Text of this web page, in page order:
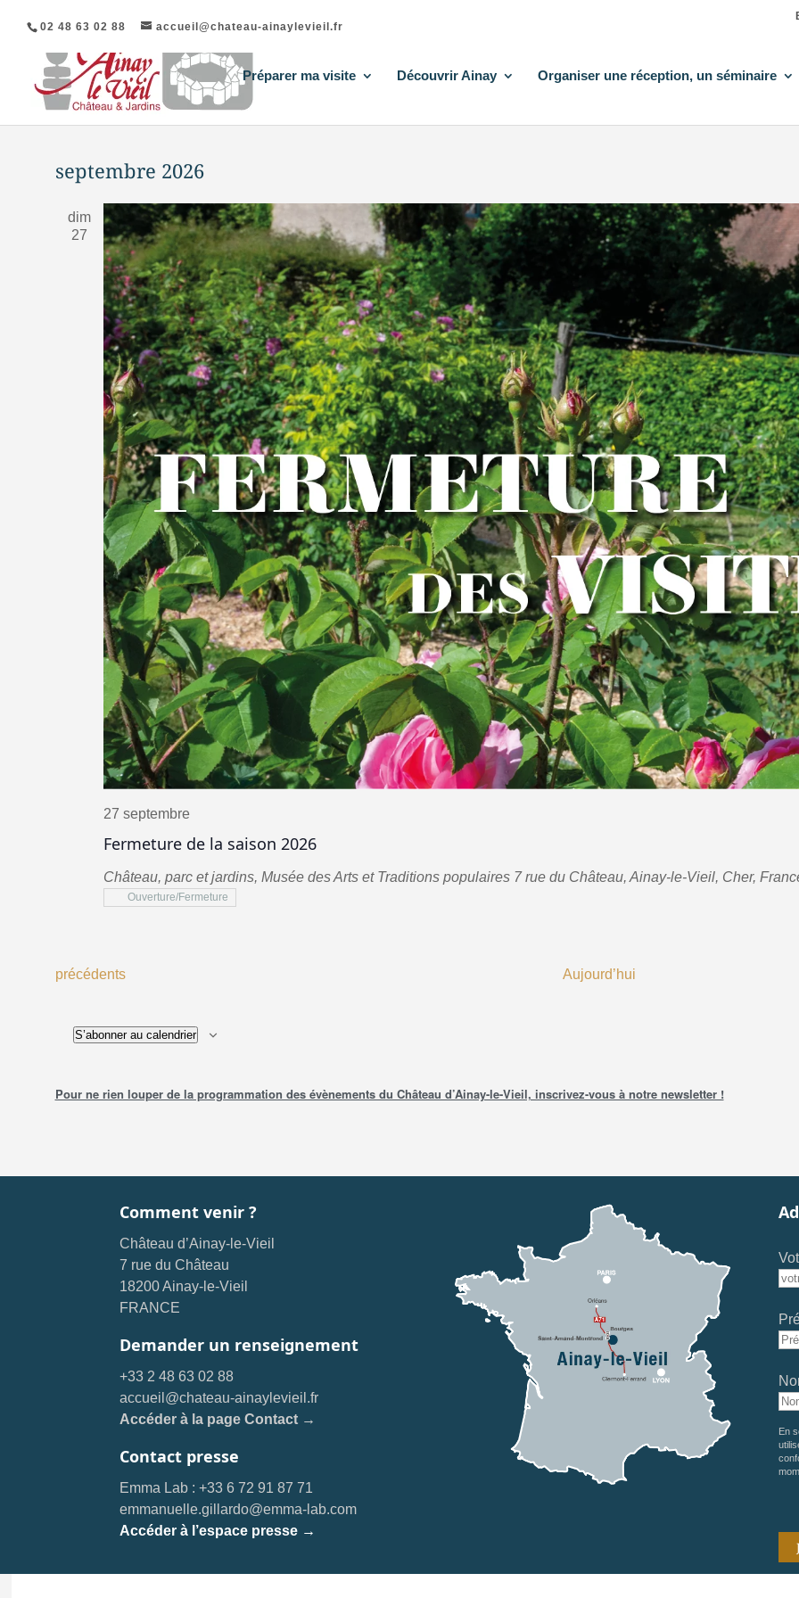
02 48 63 02 88 accueil@chateau-ainaylevieil.fr
Préparer ma visite Découvrir Ainay Organiser une réception, un séminaire
septembre 2026
dim
27
Fermeture de la saison 2026
27 septembre
Château, parc et jardins, Musée des Arts et Traditions populaires 7 rue du Château, Ainay-le-Vieil, Cher,
Ouverture/Fermeture
Évènements
précédents Aujourd’hui
S’abonner au calendrier
Pour ne rien louper de la programmation des évènements du Château d’Ainay-le-Vieil, inscrivez-vous à notre newsletter !
Comment venir ?
Château d’Ainay-le-Vieil
7 rue du Château
18200 Ainay-le-Vieil
FRANCE
Demander un renseignement
+33 2 48 63 02 88
accueil@chateau-ainaylevieil.fr
Accéder à la page Contact →
Contact presse
Emma Lab : +33 6 72 91 87 71
emmanuelle.gillardo@emma-lab.com
Accéder à l’espace presse →
En